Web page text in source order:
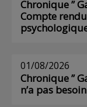
Chronique ”
Compte
01/08/2026
Chronique ”
n’a pas